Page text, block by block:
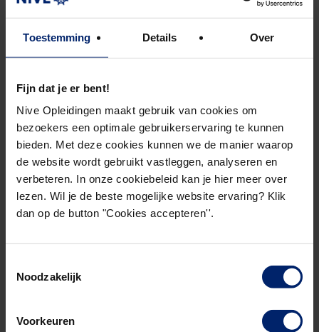
Toestemming Details Over
Fijn dat je er bent!
Nive Opleidingen maakt gebruik van cookies om
bezoekers een optimale gebruikerservaring te kunnen
bieden. Met deze cookies kunnen we de manier waarop
de website wordt gebruikt vastleggen, analyseren en
verbeteren. In onze cookiebeleid kan je hier meer over
lezen. Wil je de beste mogelijke website ervaring? Klik
dan op de button "Cookies accepteren''.
Noodzakelijk
Voorkeuren
krijgen op de cijfers. Hij begeleidt zijn
organisatie, precies waar het toe doet.
Wil je op de hoogte blijven van inhoud,